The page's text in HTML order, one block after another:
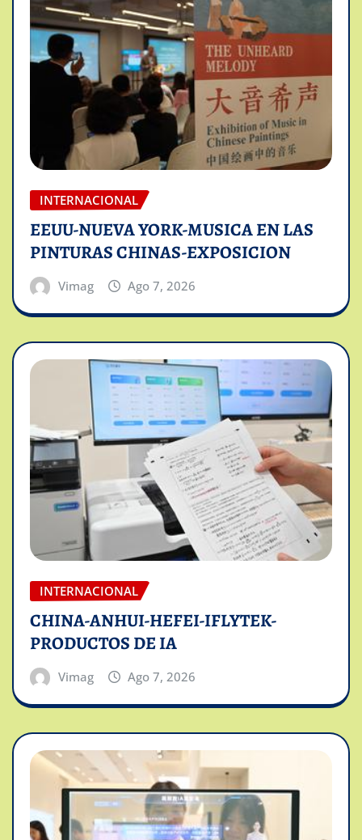
INTERNACIONAL
EEUU-NUEVA YORK-MUSICA EN LAS
PINTURAS CHINAS-EXPOSICION
Vimag Ago 7, 2026
INTERNACIONAL
CHINA-ANHUI-HEFEI-IFLYTEK-
PRODUCTOS DE IA
Vimag Ago 7, 2026